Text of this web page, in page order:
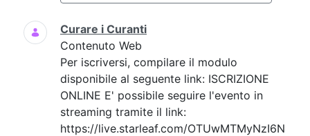
Curare i Curanti
Contenuto Web
Per iscriversi, compilare il modulo
disponibile al seguente link: ISCRIZIONE
ONLINE E' possibile seguire l'evento in
streaming tramite il link:
https://live.starleaf.com/OTUwMTMyNzI6N